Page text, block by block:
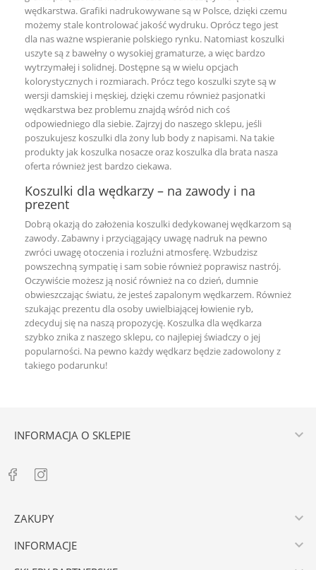
wędkarstwa. Grafiki nadrukowywane są w Polsce, dzięki czemu
możemy stale kontrolować jakość wydruku. Oprócz tego jest
dla nas ważne wspieranie polskiego rynku. Natomiast koszulki
uszyte są z bawełny o wysokiej gramaturze, a więc bardzo
wytrzymałej i solidnej. Dostępne są w wielu opcjach
kolorystycznych i rozmiarach. Prócz tego koszulki szyte są w
wersji damskiej i męskiej, dzięki czemu również pasjonatki
wędkarstwa bez problemu znajdą wśród nich coś
odpowiedniego dla siebie. Zajrzyj do naszego sklepu, jeśli
poszukujesz koszulki dla żony lub body z napisami. Na takie
produkty jak koszulka nosaczeoraz koszulka dla brata nasza
oferta również jest bardzo ciekawa.
Koszulki dla wędkarzy – na zawody i na
prezent
Dobrą okazją do założenia koszulki dedykowanej wędkarzom są
zawody. Zabawny i przyciągający uwagę nadruk na pewno
zwróci uwagę otoczenia i rozluźni atmosferę. Wzbudzisz
powszechną sympatię i sam sobie również poprawisz nastrój.
Oczywiście możesz ją nosić również na co dzień, dumnie
obwieszczając światu, że jesteś zapalonym wędkarzem. Również
szukając prezentu dla osoby uwielbiającej łowienie ryb,
zdecyduj się na naszą propozycję. Koszulka dla wędkarza
szybko znika z naszego sklepu, co najlepiej świadczy o jej
popularności. Na pewno każdy wędkarz będzie zadowolony z
takiego podarunku!
INFORMACJA O SKLEPIE 
ZAKUPY 
INFORMACJE 